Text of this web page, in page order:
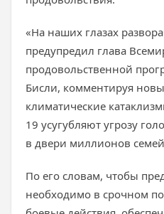
«На наших глазах
предупредил глава
продовольственной
Бисли, комментируя
климатические
19 усугубляют угрозу
в двери миллионов
По его словам, чтобы
необходимо в срочном